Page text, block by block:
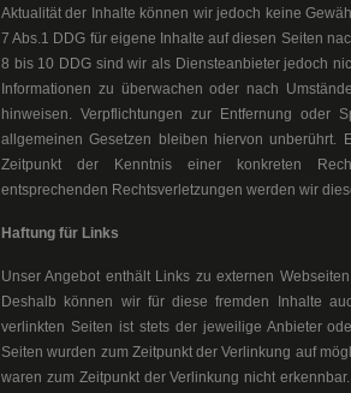
Aktualität der Inhalte können wir jedoch keine
7 Abs.1 DDG für eigene Inhalte auf diesen Seiten
8 bis 10 DDG sind wir als Diensteanbieter jedoch
Informationen zu überwachen oder nach
hinweisen. Verpflichtungen zur Entfernung oder
allgemeinen Gesetzen bleiben hiervon unberührt.
Zeitpunkt der Kenntnis einer konkreten
entsprechenden Rechtsverletzungen werden wir
Haftung für Links
Unser Angebot enthält Links zu externen
Deshalb können wir für diese fremden Inhalte
verlinkten Seiten ist stets der jeweilige Anbieter
Seiten wurden zum Zeitpunkt der Verlinkung auf
waren zum Zeitpunkt der Verlinkung nicht